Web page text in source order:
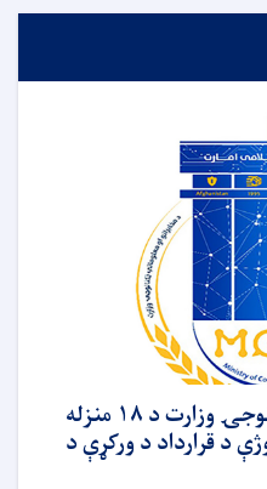
د مخابراتو او معلوماتي ټکنالوجۍ وزارت د ۱۸ منزله
د قرارداد د ورکړې د